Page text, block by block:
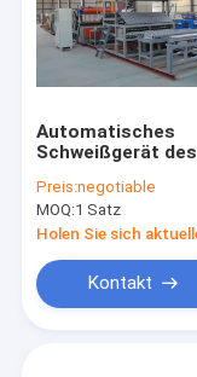
Automatisches
Schweißgerät des
Hochdruckzylinder
Preis:negotiable
MOQ:1 Satz
Kontakt